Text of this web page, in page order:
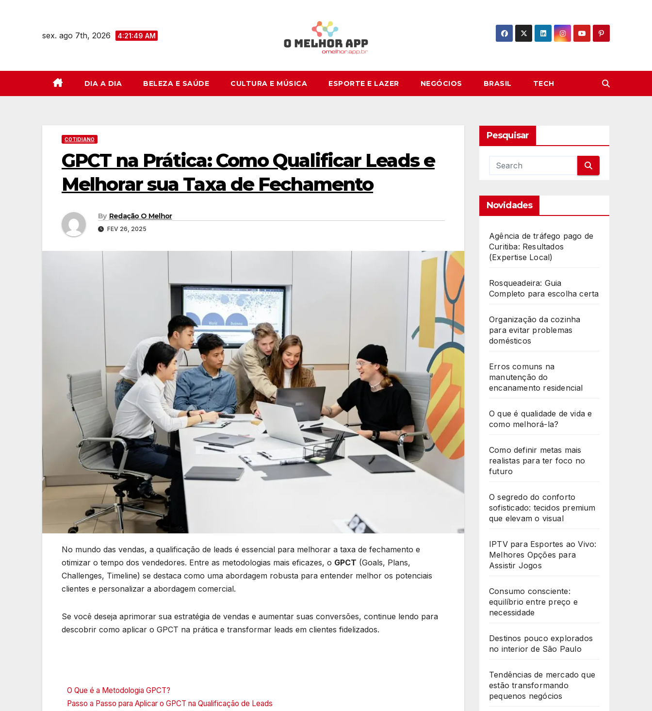
sex. ago 7th, 2026 4:21:50 AM
DIA A DIA BELEZA E SAÚDE CULTURA E MÚSICA ESPORTE E LAZER NEGÓCIOS BRASIL TECH
COTIDIANO
GPCT na Prática: Como Qualificar Leads e
Melhorar sua Taxa de Fechamento
By Redação O Melhor
FEV 26, 2025
No mundo das vendas, a qualificação de leads é essencial para melhorar a taxa de fechamento e
otimizar o tempo dos vendedores. Entre as metodologias mais eficazes, o GPCT (Goals, Plans,
Challenges, Timeline) se destaca como uma abordagem robusta para entender melhor os potenciais
clientes e personalizar a abordagem comercial.
Se você deseja aprimorar sua estratégia de vendas e aumentar suas conversões, continue lendo para
descobrir como aplicar o GPCT na prática e transformar leads em clientes fidelizados.
O Que é a Metodologia GPCT?
Passo a Passo para Aplicar o GPCT na Qualificação de Leads
Pesquisar
Novidades
Agência de tráfego pago de
Curitiba: Resultados
(Expertise Local)
Rosqueadeira: Guia
Completo para escolha certa
Organização da cozinha
para evitar problemas
domésticos
Erros comuns na
manutenção do
encanamento residencial
O que é qualidade de vida e
como melhorá-la?
Como definir metas mais
realistas para ter foco no
futuro
O segredo do conforto
sofisticado: tecidos premium
que elevam o visual
IPTV para Esportes ao Vivo:
Melhores Opções para
Assistir Jogos
Consumo consciente:
equilíbrio entre preço e
necessidade
Destinos pouco explorados
no interior de São Paulo
Tendências de mercado que
estão transformando
pequenos negócios